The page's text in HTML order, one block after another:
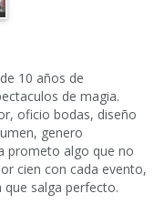
10 años de
de magia.
oficio bodas, diseño
genero
prometo algo que no
cien con cada evento,
salga perfecto.